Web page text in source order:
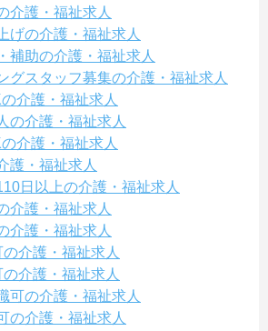
介護・福祉求人
げの介護・福祉求人
補助の介護・福祉求人
グスタッフ募集の介護・福祉求人
介護・福祉求人
の介護・福祉求人
介護・福祉求人
護・福祉求人
日以上の介護・福祉求人
介護・福祉求人
介護・福祉求人
介護・福祉求人
介護・福祉求人
可の介護・福祉求人
の介護・福祉求人